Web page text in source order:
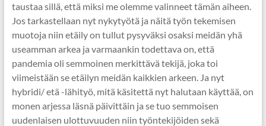
taustaa sillä, että miksi me olemme valinneet tämän aiheen.
Jos tarkastellaan nyt nykytyötä ja näitä työn tekemisen
muotoja niin etäily on tullut pysyväksi osaksi meidän yhä
useamman arkea ja varmaankin todettava on, että
pandemia oli semmoinen merkittävä tekijä, joka toi
viimeistään se etäilyn meidän kaikkien arkeen. Ja nyt
hybridi/ etä -lähityö, mitä käsitettä nyt halutaan käyttää, on
monen arjessa läsnä päivittäin ja se tuo semmoisen
uudenlaisen ulottuvuuden niin työntekijöiden sekä